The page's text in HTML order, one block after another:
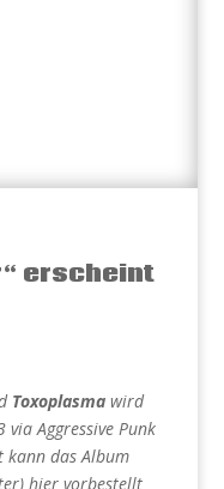
erscheint
Toxoplasmawird
Aggressive Punk
kann das Album
hier vorbestellt